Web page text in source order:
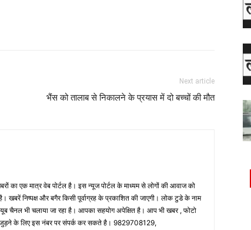
Next article
भैंस को तालाब से निकालने के प्रयास में दो बच्चों की मौत
का एक मात्र वेब पोर्टल है। इस न्यूज पोर्टल के माध्यम से लोगों की आवाज को
खबरें निष्पक्ष और बगैर किसी पूर्वाग्रह के प्रकाशित की जाएगी। लोक टुडे के नाम
चैनल भी चलाया जा रहा है। आपका सहयोग अपेक्षित है। आप भी खबर , फोटो
के लिए इस नंबर पर संपर्क कर सकते है। 9829708129,